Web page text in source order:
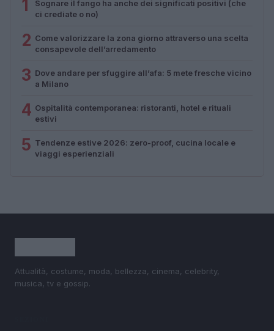
1
Sognare il fango ha anche dei significati positivi (che
ci crediate o no)
2 Come valorizzare la zona giorno attraverso una scelta
consapevole dell’arredamento
3 Dove andare per sfuggire all’afa: 5 mete fresche vicino
a Milano
4 Ospitalità contemporanea: ristoranti, hotel e rituali
estivi
5 Tendenze estive 2026: zero-proof, cucina locale e
viaggi esperienziali
Attualità, costume, moda, bellezza, cinema, celebrity,
musica, tv e gossip.